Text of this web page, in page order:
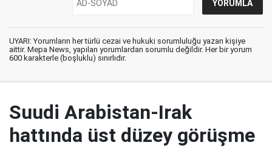
UYARI: Yorumların her türlü cezai ve hukuki sorumluluğu yazan kişiye
aittir. Mepa News, yapılan yorumlardan sorumlu değildir. Her bir yorum
600 karakterle (boşluklu) sınırlıdır.
Suudi Arabistan-Irak
hattında üst düzey görüşme